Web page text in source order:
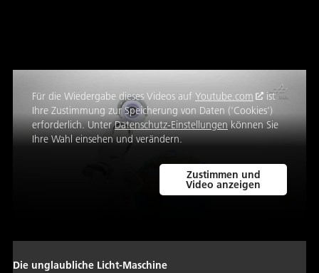
Für die Wiedergabe dieses Videos auf Youtube.com
ist
Ihre Zustimmung zur Speicherung von Daten ('Cookies')
erforderlich. UnterDatenschutz-Einstellungenkönnen Sie
Ihre Wahl einsehen und verändern.
Zustimmen und
Video anzeigen
Die unglaubliche Licht-Maschine